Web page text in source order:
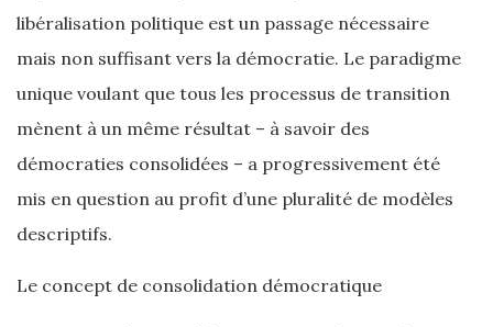
libéralisation politique est un passage nécessaire
mais non suffisant vers la démocratie. Le paradigme
unique voulant que tous les processus de transition
mènent à un même résultat – à savoir des
démocraties consolidées – a progressivement été
mis en question au profit d’une pluralité de modèles
descriptifs.
Le concept de consolidation démocratique